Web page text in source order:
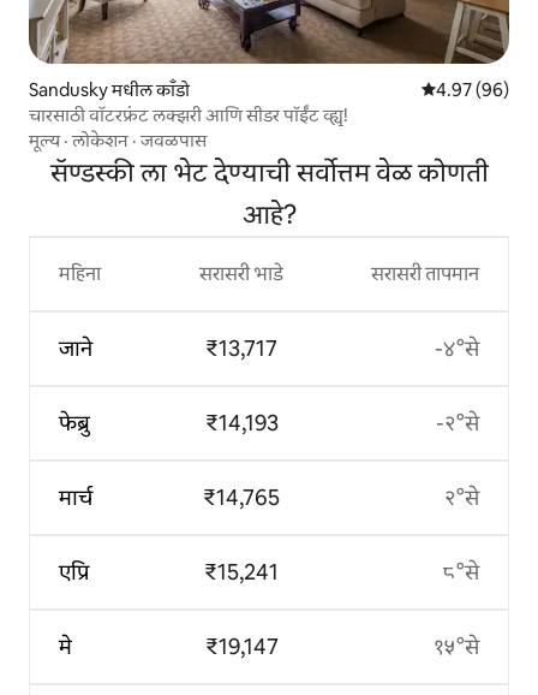
Sandusky मधील काँडो 5 पैकी 4.97
4.97 (96)
चारसाठी वॉटरफ्रंट लक्झरी आणि सीडर पॉईंट व्ह्यू!
मूल्य·लोकेशन ·जवळपास
सॅण्डस्की ला भेट देण्याची सर्वोत्तम वेळ कोणती
आहे?
महिना
जाने
फेब्रु
मार्च
एप्रि
मे
सरासरी भाडे
₹13,717
₹14,193
₹14,765
₹15,241
₹19,147
सरासरी तापमान
-४°से
-२°से
२°से
८°से
१५°से